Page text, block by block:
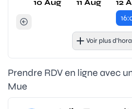
10 Aug
11 Aug
12
Voir plus
Prendre RDV en ligne avec
Mue